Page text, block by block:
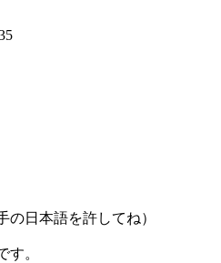
の日本語を許してね）
す。